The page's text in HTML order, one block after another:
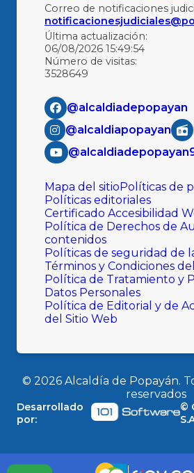
Correo de notificaciones
Última actualización:
06/08/2026 15:49:54
Número de visitas:
3528649
@alcaldiadepopayan
@alcaldiapopayan
Mapa del sitioPolíticas de
Políticas editoriales
Certificado Accesibilidad
Política de Derechos de
contenidos
Políticas de seguridad de
Términos y Condiciones
Política de Tratamiento y
Datos Personales
Política de Editorial y de
del Sitio Web
© 2026Alcaldía de Popayán.
reservados
Desarrollado
por:
©